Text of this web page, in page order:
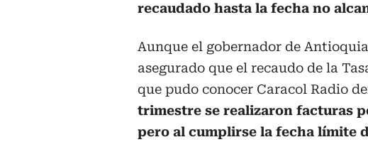
recaudado hasta la fecha no
Aunque el gobernador de
asegurado que el recaudo de la
que pudo conocer Caracol Radio
trimestre se realizaron facturas
pero al cumplirse la fecha límite